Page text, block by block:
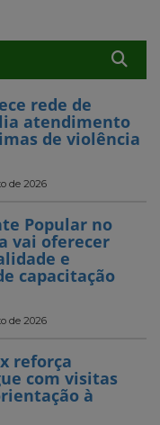
rede de
atendimento
de violência
de 2026
Popular no
vai oferecer
e
capacitação
de 2026
reforça
com visitas
à